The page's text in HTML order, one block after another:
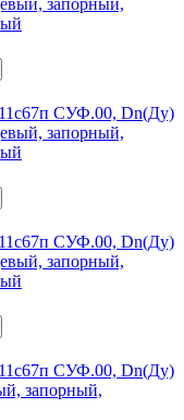
СУФ.00, Dn(Ду)
запорный,
СУФ.00, Dn(Ду)
запорный,
СУФ.00, Dn(Ду)
запорный,